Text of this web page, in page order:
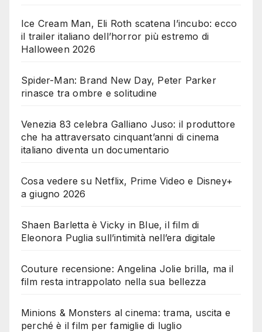
Ice Cream Man, Eli Roth scatena l’incubo: ecco
il trailer italiano dell’horror più estremo di
Halloween 2026
Spider-Man: Brand New Day, Peter Parker
rinasce tra ombre e solitudine
Venezia 83 celebra Galliano Juso: il produttore
che ha attraversato cinquant’anni di cinema
italiano diventa un documentario
Cosa vedere su Netflix, Prime Video e Disney+
a giugno 2026
Shaen Barletta è Vicky in Blue, il film di
Eleonora Puglia sull’intimità nell’era digitale
Couture recensione: Angelina Jolie brilla, ma il
film resta intrappolato nella sua bellezza
Minions & Monsters al cinema: trama, uscita e
perché è il film per famiglie di luglio